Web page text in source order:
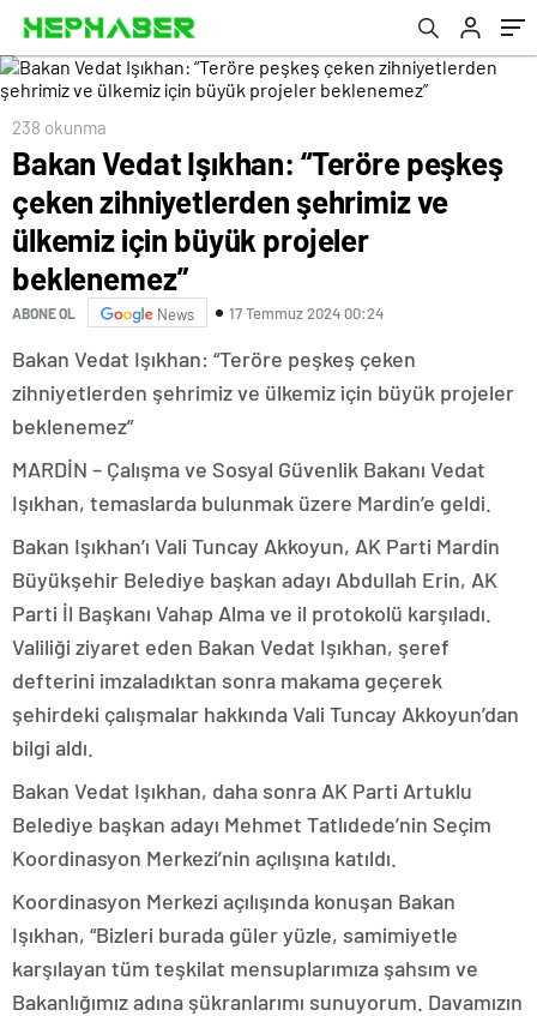
238 okunma
Bakan Vedat Işıkhan: “Teröre peşkeş
çeken zihniyetlerden şehrimiz ve
ülkemiz için büyük projeler
beklenemez”
ABONE OL News 17 Temmuz 2024 00:24
Bakan Vedat Işıkhan: “Teröre peşkeş çeken
zihniyetlerden şehrimiz ve ülkemiz için büyük projeler
beklenemez”
MARDİN – Çalışma ve Sosyal Güvenlik Bakanı Vedat
Işıkhan, temaslarda bulunmak üzere Mardin’e geldi.
Bakan Işıkhan’ı Vali Tuncay Akkoyun, AK Parti Mardin
Büyükşehir Belediye başkan adayı Abdullah Erin, AK
Parti İl Başkanı Vahap Alma ve il protokolü karşıladı.
Valiliği ziyaret eden Bakan Vedat Işıkhan, şeref
defterini imzaladıktan sonra makama geçerek
şehirdeki çalışmalar hakkında Vali Tuncay Akkoyun’dan
bilgi aldı.
Bakan Vedat Işıkhan, daha sonra AK Parti Artuklu
Belediye başkan adayı Mehmet Tatlıdede’nin Seçim
Koordinasyon Merkezi’nin açılışına katıldı.
Koordinasyon Merkezi açılışında konuşan Bakan
Işıkhan, “Bizleri burada güler yüzle, samimiyetle
karşılayan tüm teşkilat mensuplarımıza şahsım ve
Bakanlığımız adına şükranlarımı sunuyorum. Davamızın